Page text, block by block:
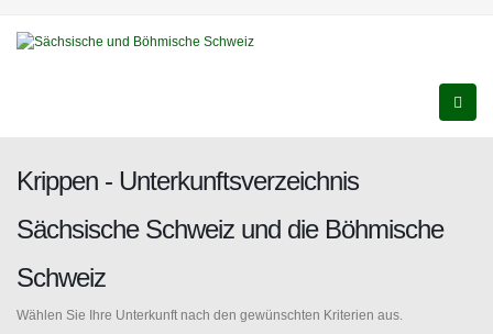
Krippen - Unterkunftsverzeichnis
Sächsische Schweiz und die Böhmische
Schweiz
Wählen Sie Ihre Unterkunft nach den gewünschten Kriterien aus.